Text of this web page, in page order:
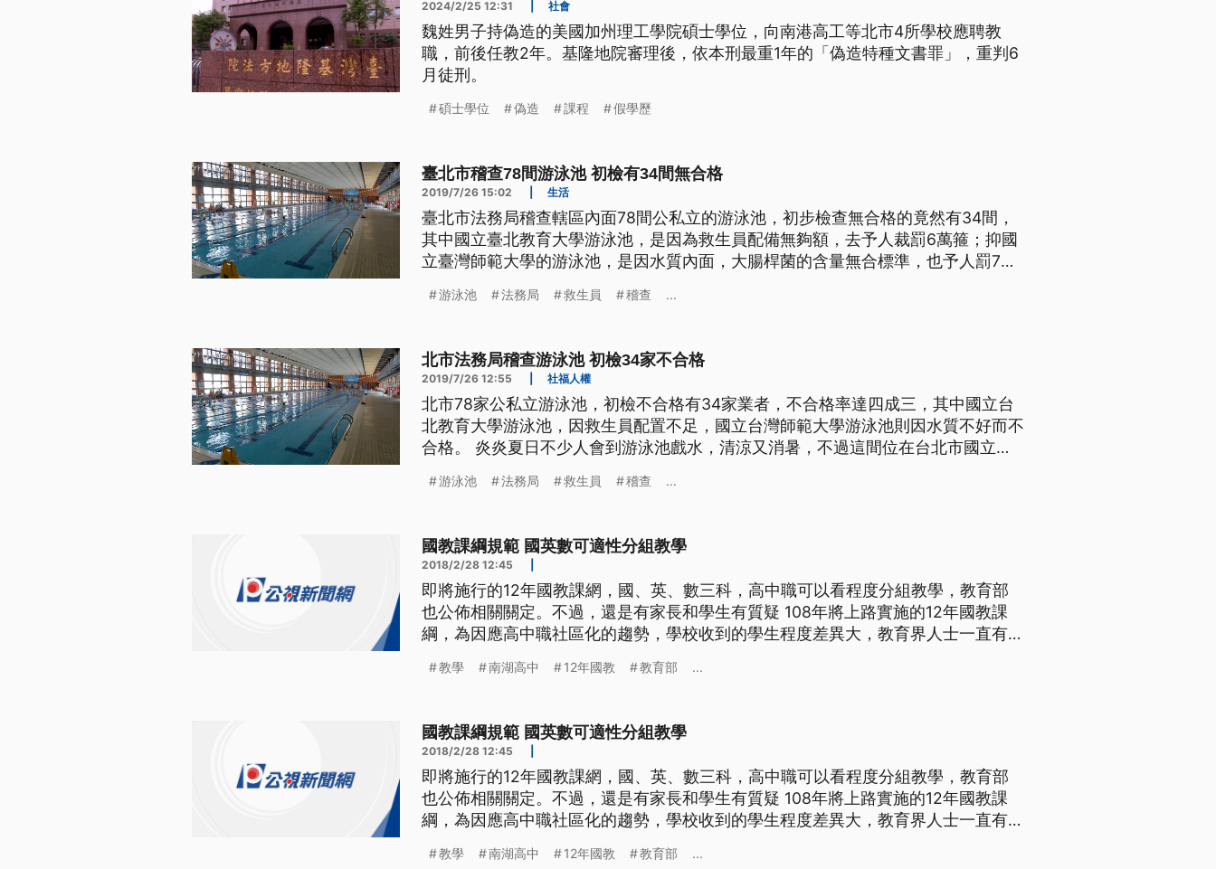
2024/2/25 12:31 社會
魏姓男子持偽造的美國加州理工學院碩士學位，向南港高工等北市4所學校應聘教
職，前後任教2年。基隆地院審理後，依本刑最重1年的「偽造特種文書罪」，重判6
月徒刑。
碩士學位 偽造 課程 假學歷
臺北市稽查78間游泳池 初檢有34間無合格
2019/7/26 15:02 生活
臺北市法務局稽查轄區內面78間公私立的游泳池，初步檢查無合格的竟然有34間，
其中國立臺北教育大學游泳池，是因為救生員配備無夠額，去予人裁罰6萬箍；抑國
立臺灣師範大學的游泳池，是因水質內面，大腸桿菌的含量無合標準，也予人罰7千
北教育大學的游泳池，卻因為救生人員配置不足，應有3人、實際只有2人執行業
游泳池 法務局 救生員 稽查 ...
北市法務局稽查游泳池 初檢34家不合格
2019/7/26 12:55 社福人權
北市78家公私立游泳池，初檢不合格有34家業者，不合格率達四成三，其中國立台
北教育大學游泳池，因救生員配置不足，國立台灣師範大學游泳池則因水質不好而不
合格。 炎炎夏日不少人會到游泳池戲水，清涼又消暑，不過這間位在台北市國立台
務，遭北市法務局稽查不合格，開罰6萬元。 北市體育局專員李榮晉說：「消費者有
游泳池 法務局 救生員 稽查 ...
國教課綱規範 國英數可適性分組教學
2018/2/28 12:45
即將施行的12年國教課網，國、英、數三科，高中職可以看程度分組教學，教育部
也公佈相關關定。不過，還是有家長和學生有質疑 108年將上路實施的12年國教課
綱，為因應高中職社區化的趨勢，學校收到的學生程度差異大，教育界人士一直有實
修國、英、數將可進行適性分組教學，規定可以數個班級為一班群分組，但每班人數
教學 南湖高中 12年國教 教育部 ...
國教課綱規範 國英數可適性分組教學
2018/2/28 12:45
即將施行的12年國教課網，國、英、數三科，高中職可以看程度分組教學，教育部
也公佈相關關定。不過，還是有家長和學生有質疑 108年將上路實施的12年國教課
綱，為因應高中職社區化的趨勢，學校收到的學生程度差異大，教育界人士一直有實
修國、英、數將可進行適性分組教學，規定可以數個班級為一班群分組，但每班人數
教學 南湖高中 12年國教 教育部 ...